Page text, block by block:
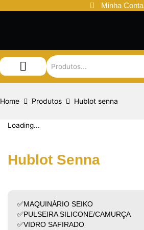
Minha Conta
Home Produtos Hublot senna
Loading...
Hublot Senna
✅MAQUINÁRIO SEIKO
✅PULSEIRA SILICONE/CAMURÇA
✅VIDRO SAFIRADO